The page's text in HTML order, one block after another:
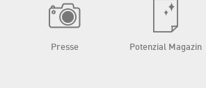
Presse Potenzial Magazin